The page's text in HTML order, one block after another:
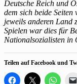
Deutsche Reich und
dem sich beide
jeweils anderen Land
Spielen war dies für
Nationalsozialisten in
Teilen auf Facebook und
Klick, Klicke, Klicken,